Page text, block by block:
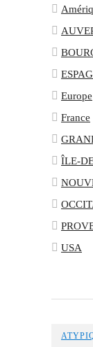
Europe
France
ÎLE-
USA